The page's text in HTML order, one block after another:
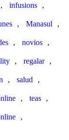
, infusions ,
, Manasul ,
, novios ,
, regalar ,
, salud ,
, teas ,
,